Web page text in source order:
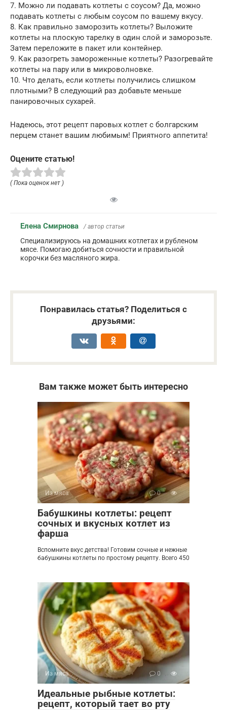
7. Можно ли подавать котлеты с соусом? Да, можно
подавать котлеты с любым соусом по вашему вкусу.
8. Как правильно заморозить котлеты? Выложите
котлеты на плоскую тарелку в один слой и заморозьте.
Затем переложите в пакет или контейнер.
9. Как разогреть замороженные котлеты? Разогревайте
котлеты на пару или в микроволновке.
10. Что делать, если котлеты получились слишком
плотными? В следующий раз добавьте меньше
панировочных сухарей.
Надеюсь, этот рецепт паровых котлет с болгарским
перцем станет вашим любимым! Приятного аппетита!
Оцените статью!
( Пока оценок нет )
Елена Смирнова / автор статьи
Специализируюсь на домашних котлетах и рубленом
мясе. Помогаю добиться сочности и правильной
корочки без масляного жира.
Понравилась статья? Поделиться с
друзьями:
Вам также может быть интересно
Из мяса 0
Бабушкины котлеты: рецепт
сочных и вкусных котлет из
фарша
Вспомните вкус детства! Готовим сочные и нежные
бабушкины котлеты по простому рецепту. Всего 450
Из мяса 0
Идеальные рыбные котлеты:
рецепт, который тает во рту